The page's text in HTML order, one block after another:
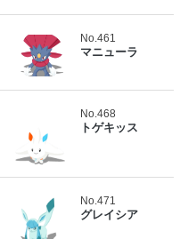
No.461
マニューラ
No.468
トゲキッス
No.471
グレイシア